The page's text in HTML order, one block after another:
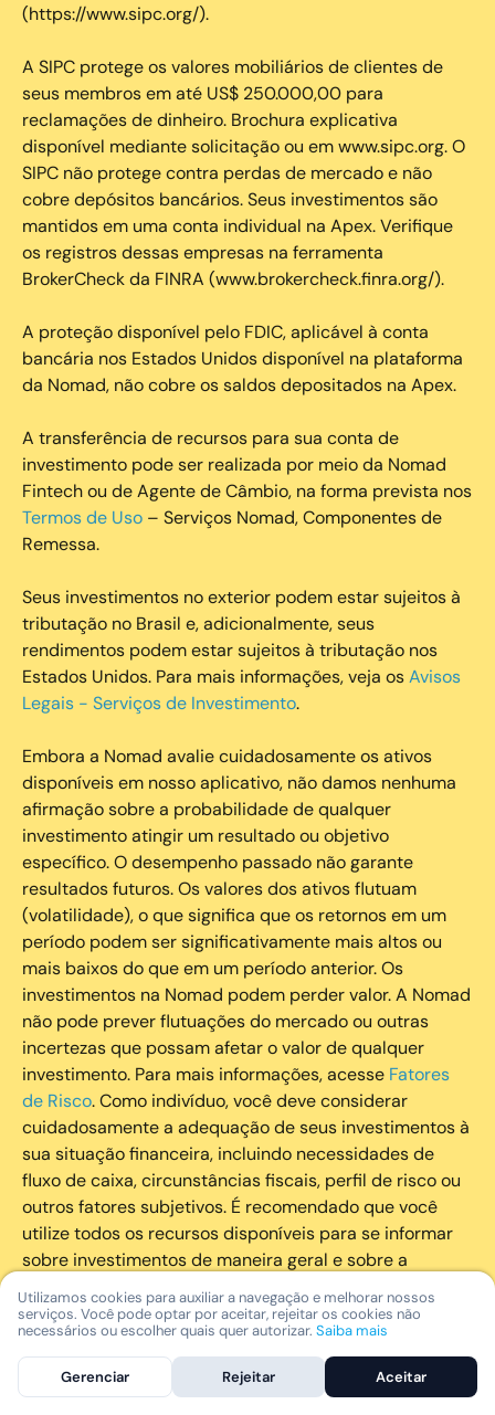
(https://www.sipc.org/).
A SIPC protege os valores mobiliários de clientes de
seus membros em até US$ 250.000,00 para
reclamações de dinheiro. Brochura explicativa
disponível mediante solicitação ou em www.sipc.org. O
SIPC não protege contra perdas de mercado e não
cobre depósitos bancários. Seus investimentos são
mantidos em uma conta individual na Apex. Verifique
os registros dessas empresas na ferramenta
BrokerCheck da FINRA (www.brokercheck.finra.org/).
A proteção disponível pelo FDIC, aplicável à conta
bancária nos Estados Unidos disponível na plataforma
da Nomad, não cobre os saldos depositados na Apex.
A transferência de recursos para sua conta de
investimento pode ser realizada por meio da Nomad
Fintech ou de Agente de Câmbio, na forma prevista nos
Termos de Uso – Serviços Nomad, Componentes de
Remessa.
Seus investimentos no exterior podem estar sujeitos à
tributação no Brasil e, adicionalmente, seus
rendimentos podem estar sujeitos à tributação nos
Estados Unidos. Para mais informações, veja osAvisos
Legais - Serviços de Investimento.
Embora a Nomad avalie cuidadosamente os ativos
disponíveis em nosso aplicativo, não damos nenhuma
afirmação sobre a probabilidade de qualquer
investimento atingir um resultado ou objetivo
específico. O desempenho passado não garante
resultados futuros. Os valores dos ativos flutuam
(volatilidade), o que significa que os retornos em um
período podem ser significativamente mais altos ou
mais baixos do que em um período anterior. Os
investimentos na Nomad podem perder valor. A Nomad
não pode prever flutuações do mercado ou outras
incertezas que possam afetar o valor de qualquer
investimento. Para mais informações, acesse Fatores
de Risco. Como indivíduo, você deve considerar
cuidadosamente a adequação de seus investimentos à
sua situação financeira, incluindo necessidades de
fluxo de caixa, circunstâncias fiscais, perfil de risco ou
outros fatores subjetivos. É recomendado que você
utilize todos os recursos disponíveis para se informar
sobre investimentos de maneira geral e sobre a
composição geral de seu portfólio. Questões fiscais ou
legais relativas aos investimentos realizados através da
Nomad devem ser obtidas pelos próprios clientes. A
Nomad e suas afiliadas não fornecem nenhum tipo de
aconselhamento legal ou fiscal.
Utilizamos cookies para auxiliar a navegação e melhorar nossos
serviços. Você pode optar por aceitar, rejeitar os cookies não
necessários ou escolher quais quer autorizar. Saiba mais
Gerenciar Rejeitar Aceitar